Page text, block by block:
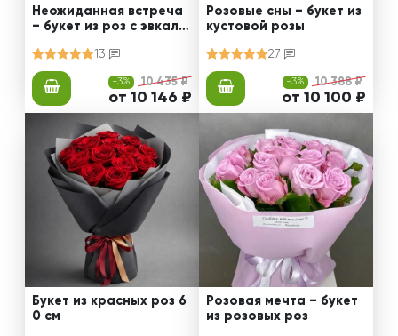
Неожиданная встреча
– букет из роз с эвкали
13
-3% 10 435 ₽
от 10 146 ₽
Розовые сны – букет из
кустовой розы
27
-3% 10 388 ₽
от 10 100 ₽
Букет из красных роз 6
0 см
Розовая мечта – букет
из розовых роз